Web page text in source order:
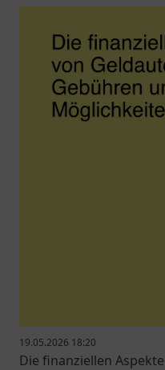
19.05.2026 18:20
Die finanziellen